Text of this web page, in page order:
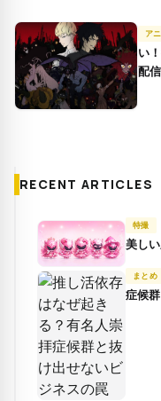
ア
い
配
RECENT ARTICLES
特撮
美し
まとめ
症候